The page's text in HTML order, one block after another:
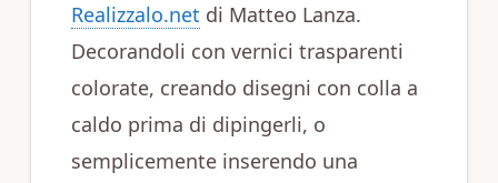
Realizzalo.net di Matteo Lanza.
Decorandoli con vernici trasparenti
colorate, creando disegni con colla a
caldo prima di dipingerli, o
semplicemente inserendo una